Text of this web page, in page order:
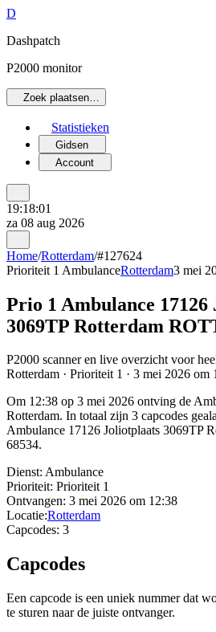
D
Dashpatch
P2000 monitor
Zoek plaatsen…
Statistieken
Gidsen
Account
19:18:01
za 08 aug 2026
Home/Rotterdam/#127624
Prioriteit 1 AmbulanceRotterdam3 mei
Prio 1 Ambulance 17126
3069TP Rotterdam
P2000 scanner en live overzicht voor
Rotterdam · Prioriteit 1 · 3 mei 2026 om
Om 12:38 op 3 mei 2026 ontving de
Rotterdam. In totaal zijn 3 capcodes
Ambulance 17126 Joliotplaats 3069TP
68534.
Dienst: Ambulance
Prioriteit: Prioriteit 1
Ontvangen: 3 mei 2026 om 12:38
Locatie:Rotterdam
Capcodes: 3
Capcodes
Een capcode is een uniek nummer dat
te sturen naar de juiste ontvanger.